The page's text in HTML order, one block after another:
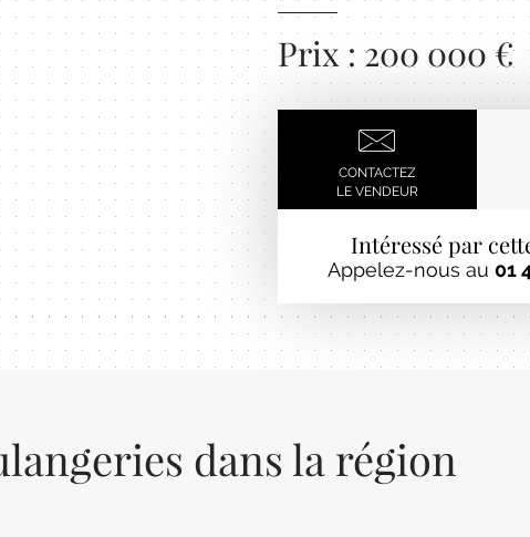
Prix : 200 000 €
CONTACTEZ
LE VENDEUR
Intéressé par
Appelez-nous au 01
dans la région